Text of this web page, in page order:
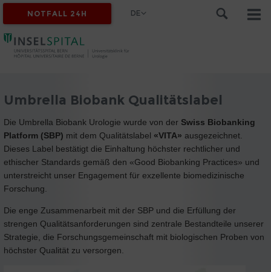
NOTFALL 24H DE
Umbrella Biobank Qualitätslabel
Die Umbrella Biobank Urologie wurde von der Swiss Biobanking
Platform (SBP) mit dem Qualitätslabel «VITA» ausgezeichnet.
Dieses Label bestätigt die Einhaltung höchster rechtlicher und
ethischer Standards gemäß den «Good Biobanking Practices» und
unterstreicht unser Engagement für exzellente biomedizinische
Forschung.
Die enge Zusammenarbeit mit der SBP und die Erfüllung der
strengen Qualitätsanforderungen sind zentrale Bestandteile unserer
Strategie, die Forschungsgemeinschaft mit biologischen Proben von
höchster Qualität zu versorgen.